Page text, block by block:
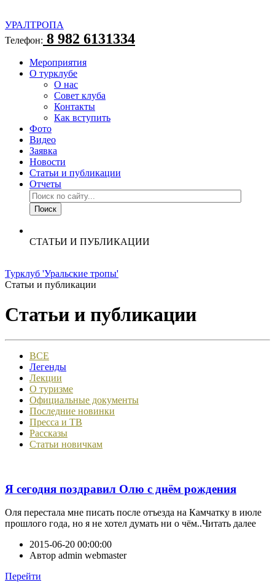
УРАЛТРОПА
Телефон: 8 982 6131334
Мероприятия
О турклубе
О нас
Совет клуба
Контакты
Как вступить
Фото
Видео
Заявка
Новости
Статьи и публикации
Отчеты
СТАТЬИ И ПУБЛИКАЦИИ
Турклуб 'Уральские тропы'
Статьи и публикации
Статьи и публикации
ВСЕ
Легенды
Лекции
О туризме
Официальные документы
Последние новинки
Пресса и ТВ
Рассказы
Статьи новичкам
Я сегодня поздравил Олю с днём рождения
Оля перестала мне писать после отъезда на Камчатку в июле
прошлого года, но я не хотел думать ни о чём..Читать далее
2015-06-20 00:00:00
Автор admin webmaster
Перейти